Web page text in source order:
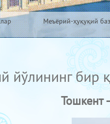
Меъёрий-ҳуқуқий
йўлининг бир
Тошкент